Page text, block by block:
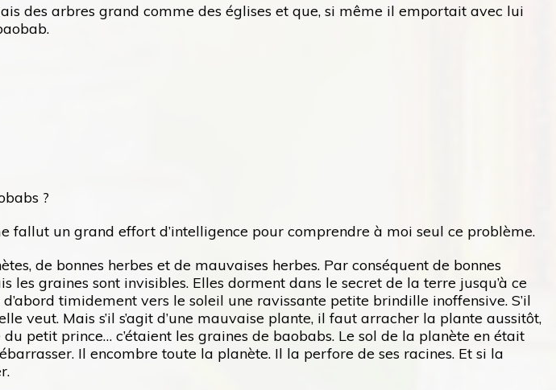
des arbres grand comme des églises et que, si même il emportait avec lui
?
fallut un grand effort d’intelligence pour comprendre à moi seul ce problème.
de bonnes herbes et de mauvaises herbes. Par conséquent de bonnes
graines sont invisibles. Elles dorment dans le secret de la terre jusqu’à ce
timidement vers le soleil une ravissante petite brindille inoffensive. S’il
veut. Mais s’il s’agit d’une mauvaise plante, il faut arracher la plante aussitôt,
petit prince… c’étaient les graines de baobabs. Le sol de la planète en était
Il encombre toute la planète. Il la perfore de ses racines. Et si la